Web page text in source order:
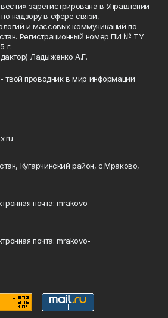
зарегистрирована в Управлении
надзору в сфере связи,
и массовых коммуникаций по
Регистрационный номер ПИ № ТУ
г.
Ладыженко А.Г.
твой проводник в мир информации
Кугарчинский район, с.Мраково,
почта: mrakovo-
почта: mrakovo-